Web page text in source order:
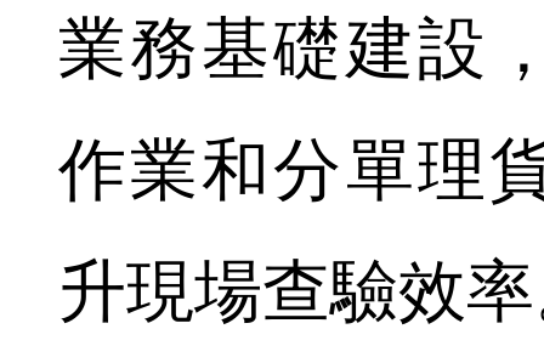
業務基礎建設
作業和分單理
升現場查驗效